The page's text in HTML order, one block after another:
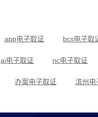
app电子取证 bcs电子取
ai电子取证 nc电子取证
办案电子取证 滨州电